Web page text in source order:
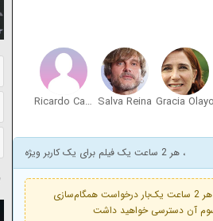
Gracia Olayo
Salva Reina
Ricardo Castella
، هر 2 ساعت یک فیلم برای یک کاربر ویژه
فعال است. با خرید اشتراک ویژه می‌توانید هر 2 ساعت یک‌بار درخواست همگام‌سازی